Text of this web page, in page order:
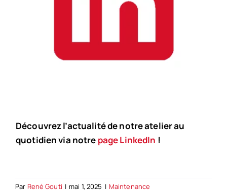
Découvrez l’actualité de notre atelier au
quotidien via notre page LinkedIn !
Par René Gouti | mai 1, 2025 | Maintenance